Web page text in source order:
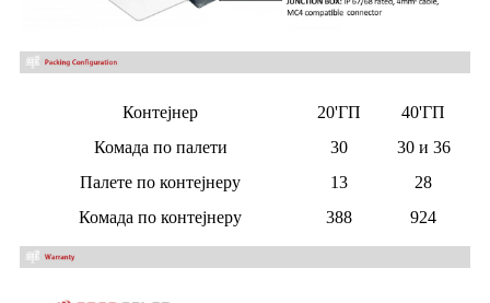
Контејнер 20'ГП
40'ГП
Комада по палети
30
30 и 36
Палете по контејнеру
13
28
Комада по контејнеру
388 924